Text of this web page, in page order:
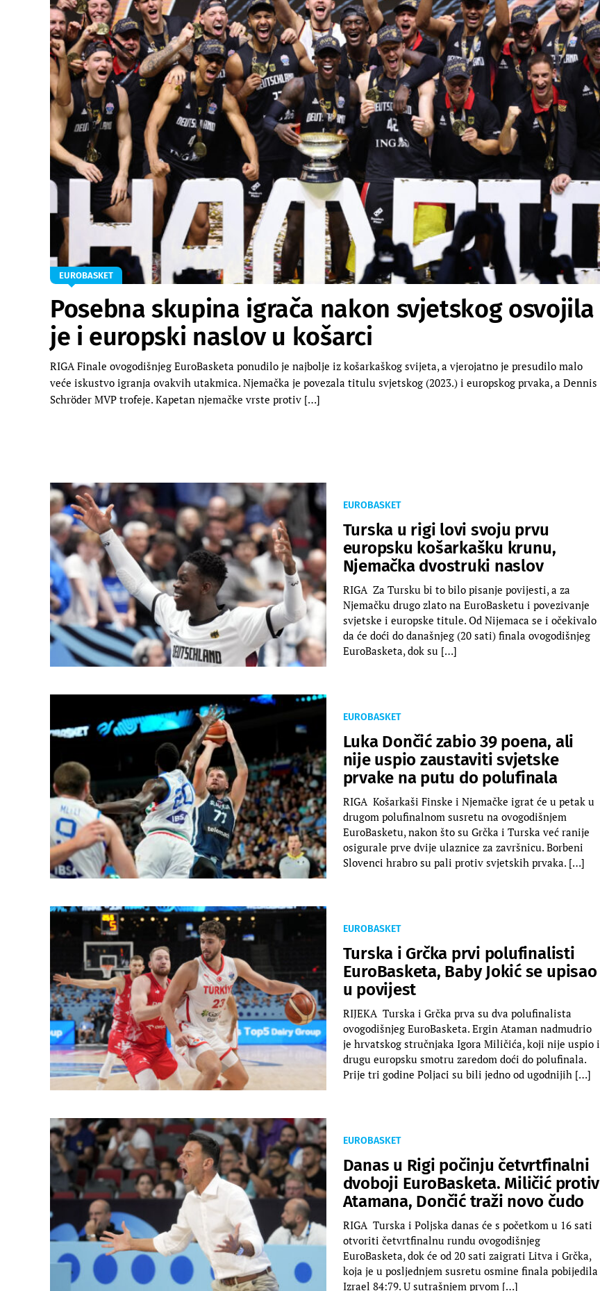
EUROBASKET
Posebna skupina igrača nakon svjetskog osvojila
je i europski naslov u košarci
RIGA Finale ovogodišnjeg EuroBasketa ponudilo je najbolje iz košarkaškog svijeta, a vjerojatno je presudilo malo
veće iskustvo igranja ovakvih utakmica. Njemačka je povezala titulu svjetskog (2023.) i europskog prvaka, a Dennis
Schröder MVP trofeje. Kapetan njemačke vrste protiv […]
EUROBASKET
Turska u rigi lovi svoju prvu
europsku košarkašku krunu,
Njemačka dvostruki naslov
RIGA Za Tursku bi to bilo pisanje povijesti, a za
Njemačku drugo zlato na EuroBasketu i povezivanje
svjetske i europske titule. Od Nijemaca se i očekivalo
da će doći do današnjeg (20 sati) finala ovogodišnjeg
EuroBasketa, dok su […]
EUROBASKET
Luka Dončić zabio 39 poena, ali
nije uspio zaustaviti svjetske
prvake na putu do polufinala
RIGA Košarkaši Finske i Njemačke igrat će u petak u
drugom polufinalnom susretu na ovogodišnjem
EuroBasketu, nakon što su Grčka i Turska već ranije
osigurale prve dvije ulaznice za završnicu. Borbeni
Slovenci hrabro su pali protiv svjetskih prvaka. […]
EUROBASKET
Turska i Grčka prvi polufinalisti
EuroBasketa, Baby Jokić se upisao
u povijest
RIJEKA Turska i Grčka prva su dva polufinalista
ovogodišnjeg EuroBasketa. Ergin Ataman nadmudrio
je hrvatskog stručnjaka Igora Miličića, koji nije uspio i
drugu europsku smotru zaredom doći do polufinala.
Prije tri godine Poljaci su bili jedno od ugodnijih […]
EUROBASKET
Danas u Rigi počinju četvrtfinalni
dvoboji EuroBasketa. Miličić protiv
Atamana, Dončić traži novo čudo
RIGA Turska i Poljska danas će s početkom u 16 sati
otvoriti četvrtfinalnu rundu ovogodišnjeg
EuroBasketa, dok će od 20 sati zaigrati Litva i Grčka,
koja je u posljednjem susretu osmine finala pobijedila
Izrael 84:79. U sutrašnjem prvom […]